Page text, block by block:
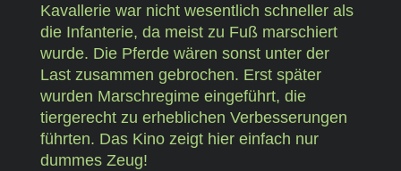
Kavallerie war nicht wesentlich schneller als
die Infanterie, da meist zu Fuß marschiert
wurde. Die Pferde wären sonst unter der
Last zusammen gebrochen. Erst später
wurden Marschregime eingeführt, die
tiergerecht zu erheblichen Verbesserungen
führten. Das Kino zeigt hier einfach nur
dummes Zeug!